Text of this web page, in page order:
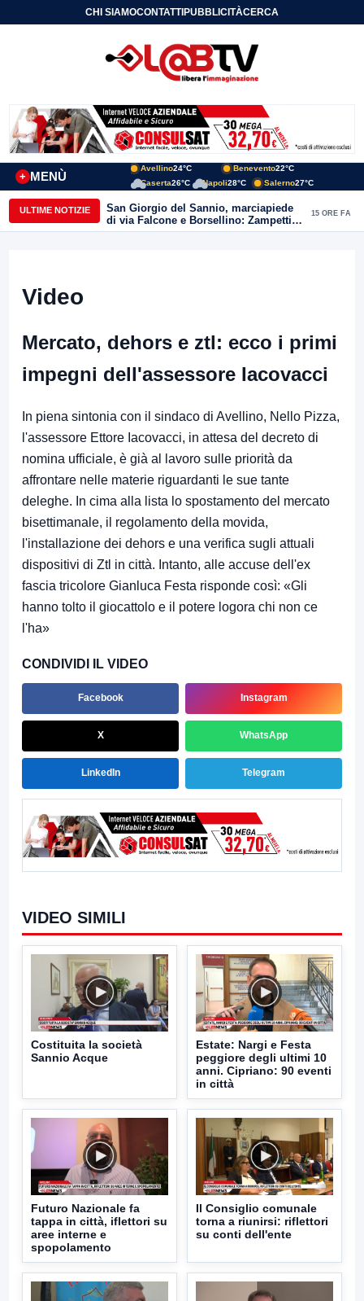
CHI SIAMOCONTATTIPUBBLICITÀCERCA
MENÙ
+
Avellino24°C Benevento22°C
Caserta26°C Napoli28°C Salerno27°C
ULTIME NOTIZIE
San Giorgio del Sannio, marciapiede
di via Falcone e Borsellino: Zampetti e
Lombardi replicano alle polemiche
15 ORE FA
Video
Mercato, dehors e ztl: ecco i primi
impegni dell'assessore Iacovacci
In piena sintonia con il sindaco di Avellino, Nello Pizza,
l'assessore Ettore Iacovacci, in attesa del decreto di
nomina ufficiale, è già al lavoro sulle priorità da
affrontare nelle materie riguardanti le sue tante
deleghe. In cima alla lista lo spostamento del mercato
bisettimanale, il regolamento della movida,
l'installazione dei dehors e una verifica sugli attuali
dispositivi di Ztl in città. Intanto, alle accuse dell'ex
fascia tricolore Gianluca Festa risponde così: «Gli
hanno tolto il giocattolo e il potere logora chi non ce
l'ha»
CONDIVIDI IL VIDEO
Facebook Instagram
X WhatsApp
LinkedIn Telegram
VIDEO SIMILI
Costituita la società
Sannio Acque
Estate: Nargi e Festa
peggiore degli ultimi 10
anni. Cipriano: 90 eventi
in città
Futuro Nazionale fa
tappa in città, iflettori su
aree interne e
spopolamento
Il Consiglio comunale
torna a riunirsi: riflettori
su conti dell'ente